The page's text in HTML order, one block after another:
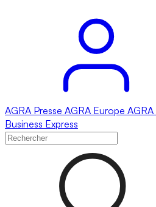
AGRA Presse AGRA Europe AGRA
Business Express